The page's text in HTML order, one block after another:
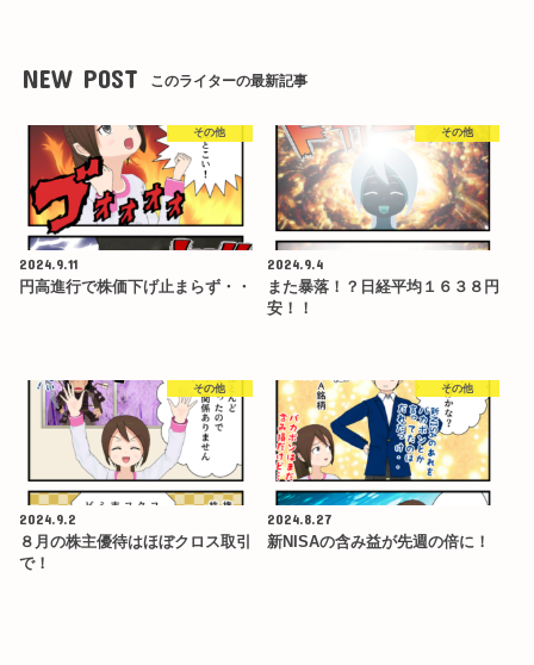
NEW POST このライターの最新記事
その他
2024.9.11
円高進行で株価下げ止まらず・・
その他
2024.9.4
また暴落！？日経平均１６３８円
安！！
その他
2024.9.2
８月の株主優待はほぼクロス取引
で！
その他
2024.8.27
新NISAの含み益が先週の倍に！